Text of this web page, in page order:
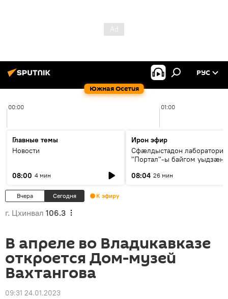
Южная Осетия
РУС
00:00 01:00
Главные темы
Новости
08:00 4 мин
Ирон эфир
Сфæлдыстадон лаборатори
"Портал"-ы байгом уыдзæн
Æхсары куыстыты равдыст
08:04 26 мин
Вчера Сегодня К эфиру
г. Цхинвал 106.3
В апреле во Владикавказе
откроется Дом-музей
Вахтангова
09:31 24.01.2023